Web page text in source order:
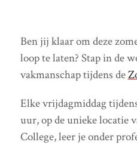
Ben jij klaar om deze
loop te laten? Stap in de
vakmanschap tijdens de
Elke vrijdagmiddag
uur, op de unieke locatie
College, leer je onder